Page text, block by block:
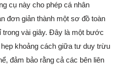
cụ này cho phép cá nhân
đơn giản thành một sơ đồ toàn
trong vài giây. Đây là một bước
khoảng cách giữa tư duy trừu
đảm bảo rằng cả các bên liên